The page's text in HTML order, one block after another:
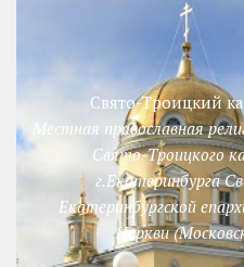
Свято-Троицкий
Местная православная
Свято-Троицкого
г.Екатеринбурга
Екатеринбургской
Церкви